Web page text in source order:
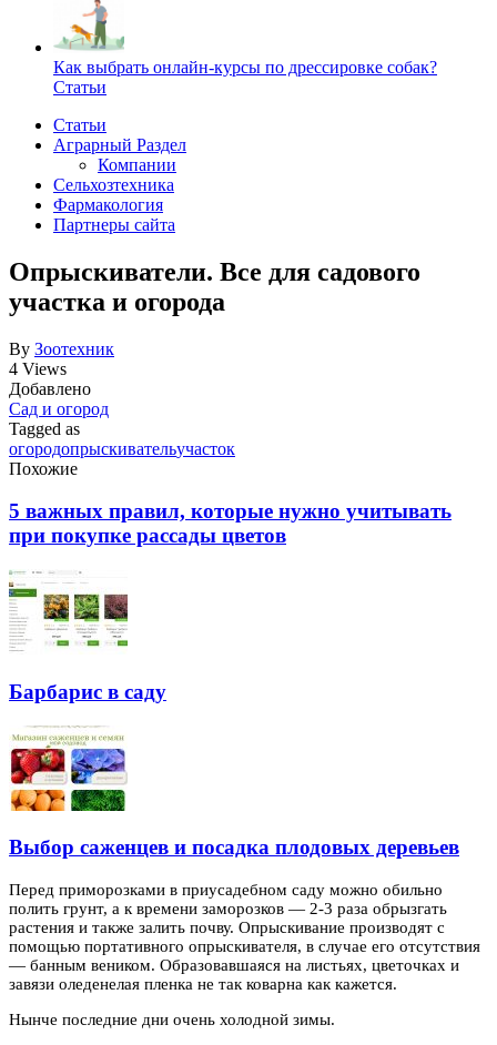
Как выбрать онлайн-курсы по дрессировке собак?
Статьи
Статьи
Аграрный Раздел
Компании
Сельхозтехника
Фармакология
Партнеры сайта
Опрыскиватели. Все для садового
участка и огорода
By Зоотехник
4 Views
Добавлено
Сад и огород
Tagged as
огородопрыскивательучасток
Похожие
5 важных правил, которые нужно учитывать
при покупке рассады цветов
Барбарис в саду
Выбор саженцев и посадка плодовых деревьев
Перед приморозками в приусадебном саду можно обильно
полить грунт, а к времени заморозков — 2-3 раза обрызгать
растения и также залить почву. Опрыскивание производят с
помощью портативного опрыскивателя, в случае его отсутствия
— банным веником. Образовавшаяся на листьях, цветочках и
завязи оледенелая пленка не так коварна как кажется.
Нынче последние дни очень холодной зимы.